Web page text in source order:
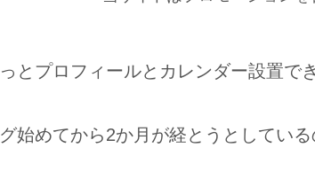
とプロフィールとカレンダー設置で
始めてから2か月が経とうとしている